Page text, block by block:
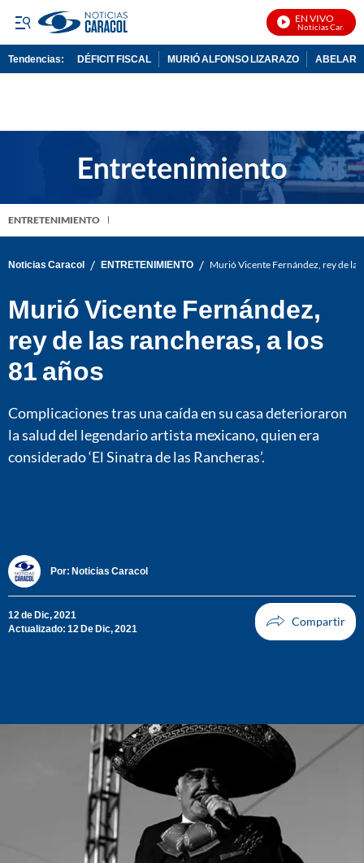
EN VIVO
Noticias Caracol
Tendencias: DÉFICIT FISCAL MURIÓ ALFONSO LIZARAZO
ENTRETENIMIENTO
Noticias Caracol / ENTRETENIMIENTO / Murió Vicente Fernández, rey de las
Murió Vicente Fernández,
rey de las rancheras, a los
81 años
Complicaciones tras una caída en su casa deterioraron
la salud del legendario artista mexicano, quien era
considerado ‘El Sinatra de las Rancheras’.
Por: Noticias Caracol
12 de Dic, 2021
Actualizado: 12 De Dic, 2021